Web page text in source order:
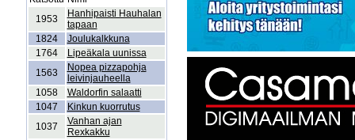
1953
Hanhipaisti Hauhalan
tapaan
1824
Joulukalkkuna
1764
Lipeäkala uunissa
1563
Nopea pizzapohja
leivinjauheella
1058
Waldorfin salaatti
1047
Kinkun kuorrutus
1037
Vanhan ajan
Rexkakku